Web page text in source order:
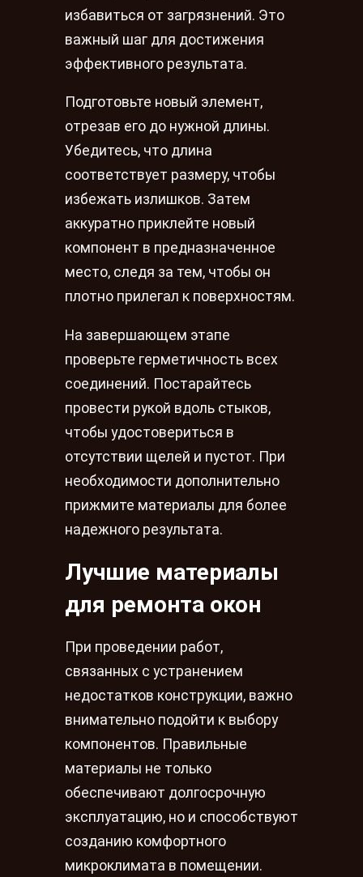
избавиться от загрязнений. Это
важный шаг для достижения
эффективного результата.
Подготовьте новый элемент,
отрезав его до нужной длины.
Убедитесь, что длина
соответствует размеру, чтобы
избежать излишков. Затем
аккуратно приклейте новый
компонент в предназначенное
место, следя за тем, чтобы он
плотно прилегал к поверхностям.
На завершающем этапе
проверьте герметичность всех
соединений. Постарайтесь
провести рукой вдоль стыков,
чтобы удостовериться в
отсутствии щелей и пустот. При
необходимости дополнительно
прижмите материалы для более
надежного результата.
Лучшие материалы
для ремонта окон
При проведении работ,
связанных с устранением
недостатков конструкции, важно
внимательно подойти к выбору
компонентов. Правильные
материалы не только
обеспечивают долгосрочную
эксплуатацию, но и способствуют
созданию комфортного
микроклимата в помещении.